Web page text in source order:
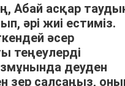
Абай асқар
әрі жиі естиміз.
әсер
теңеулерді
деуден
зер салсаңыз,